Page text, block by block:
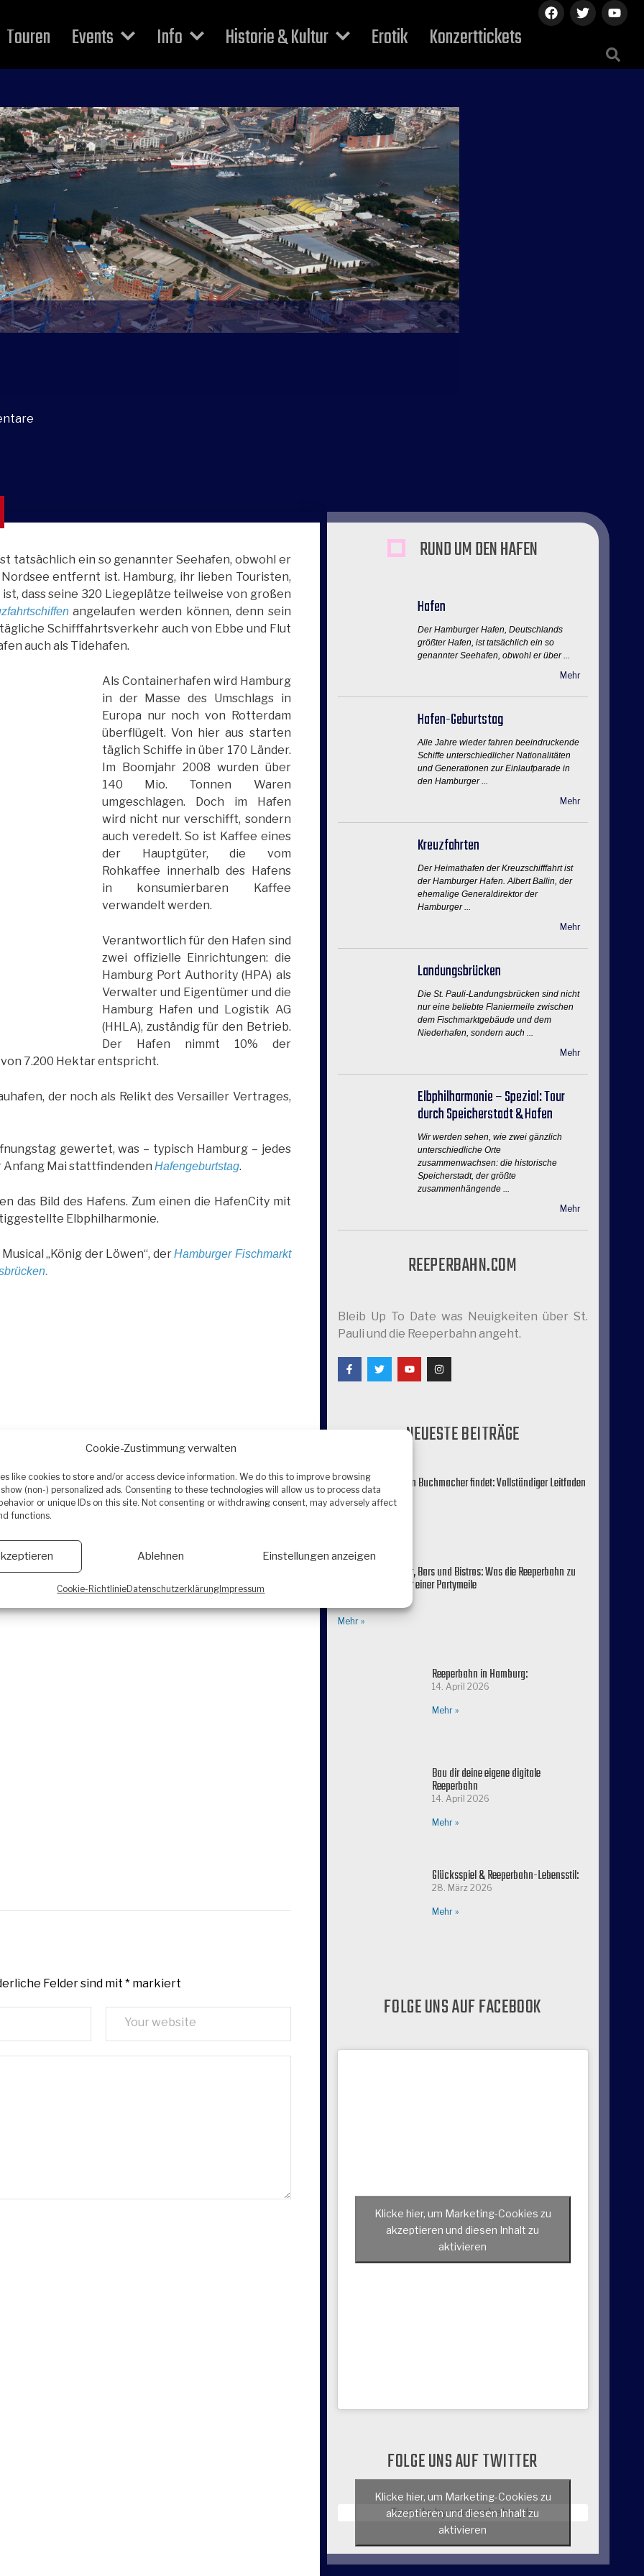
Cookie-Zustimmung verwalten
like cookies to store and/or access device information. We do this to improve browsing
(non-) personalized ads. Consenting to these technologies will allow us to process data
or unique IDs on this site. Not consenting or withdrawing consent, may adversely affect
functions.
Ablehnen Einstellungen anzeigen
Cookie-RichtlinieDatenschutzerklärungImpressum
Touren Events Info Historie & Kultur Erotik Konzerttickets
tatsächlich ein so genannter Seehafen, obwohl er
entfernt ist. Hamburg, ihr lieben Touristen,
dass seine 320 Liegeplätze teilweise von großen
angelaufen werden können, denn sein
Schifffahrtsverkehr auch von Ebbe und Flut
auch als Tidehafen.
Als Containerhafen wird Hamburg
in der Masse des Umschlags in
Europa nur noch von Rotterdam
überflügelt. Von hier aus starten
täglich Schiffe in über 170 Länder.
Im Boomjahr 2008 wurden über
140 Mio. Tonnen Waren
umgeschlagen. Doch im Hafen
wird nicht nur verschifft, sondern
auch veredelt. So ist Kaffee eines
der Hauptgüter, die vom
Rohkaffee innerhalb des Hafens
in konsumierbaren Kaffee
verwandelt werden.
Verantwortlich für den Hafen sind
zwei offizielle Einrichtungen: die
Hamburg Port Authority (HPA) als
Verwalter und Eigentümer und die
Hamburg Hafen und Logistik AG
(HHLA), zuständig für den Betrieb.
Der Hafen nimmt 10% der
7.200 Hektar entspricht.
der noch als Relikt des Versailler Vertrages,
gewertet, was – typisch Hamburg – jedes
Anfang Mai stattfindenden Hafengeburtstag.
das Bild des Hafens. Zum einen die HafenCity mit
Elbphilharmonie.
„König der Löwen“, derHamburger Fischmarkt
Felder sind mit * markiert
RUND UM DEN HAFEN
Hafen
Der Hamburger Hafen, Deutschlands
größter Hafen, ist tatsächlich ein so
genannter Seehafen, obwohl er über ...
Mehr
Hafen-Geburtstag
Alle Jahre wieder fahren beeindruckende
Schiffe unterschiedlicher Nationalitäten
und Generationen zur Einlaufparade in
den Hamburger ...
Mehr
Kreuzfahrten
Der Heimathafen der Kreuzschifffahrt ist
der Hamburger Hafen. Albert Ballin, der
ehemalige Generaldirektor der
Hamburger ...
Mehr
Landungsbrücken
Die St. Pauli-Landungsbrücken sind nicht
nur eine beliebte Flaniermeile zwischen
dem Fischmarktgebäude und dem
Niederhafen, sondern auch ...
Mehr
Elbphilharmonie – Spezial: Tour
durch Speicherstadt & Hafen
Wir werden sehen, wie zwei gänzlich
unterschiedliche Orte
zusammenwachsen: die historische
Speicherstadt, der größte
zusammenhängende ...
Mehr
REEPERBAHN.COM
Bleib Up To Date was Neuigkeiten über St.
Pauli und die Reeperbahn angeht.
NEUESTE BEITRÄGE
Wie man den besten Buchmacher findet: Vollständiger Leitfaden
3. Juni 2026
Live-Musik, Theater, Bars und Bistros: Was die Reeperbahn zu
mehr macht als nur einer Partymeile
Mehr »
Reeperbahn in Hamburg:
14. April 2026
Mehr »
Bau dir deine eigene digitale
Reeperbahn
14. April 2026
Mehr »
Glücksspiel & Reeperbahn-Lebensstil:
28. März 2026
Mehr »
FOLGE UNS AUF FACEBOOK
Klicke hier, um Marketing-Cookies zu
akzeptieren und diesen Inhalt zu
aktivieren
FOLGE UNS AUF TWITTER
Tweets by reeperbahn_de
Klicke hier, um Marketing-Cookies zu
akzeptieren und diesen Inhalt zu
aktivieren